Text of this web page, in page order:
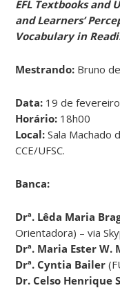
EFL Textbooks and
and Learners’
Vocabulary in
Mestrando: Bruno
Data: 19 de
Horário: 18h00
Local:Sala Machado
CCE/UFSC.
Banca:
Drª. Lêda Maria
Orientadora) – via
Drª. Maria Ester W.
Drª. Cyntia Bailer
Dr. Celso Henrique